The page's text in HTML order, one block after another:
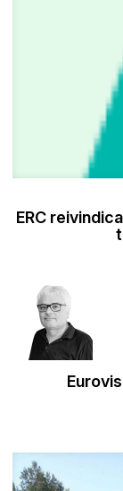
ERC